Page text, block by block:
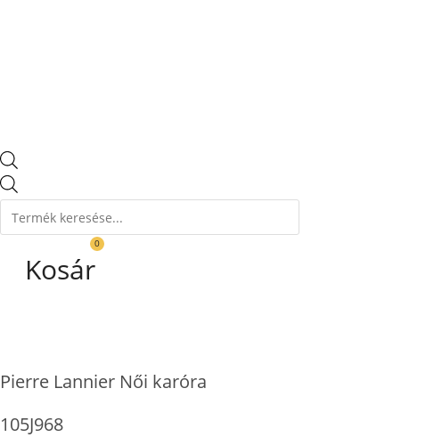
0
Kosár
Pierre Lannier Női karóra
105J968